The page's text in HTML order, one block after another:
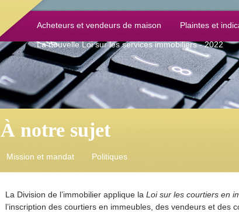
Acheteurs et vendeurs de maison Plaintes et
La nouvelle Loi sur les services immobiliers - 2022
À notre sujet
Mission et mandat Politiques
La Division de l’immobilier applique la Loi sur les courtiers en
l’inscription des courtiers en immeubles, des vendeurs et des